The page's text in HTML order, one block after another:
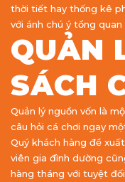
thời tiết hay thống kê
với ánh chú ý tổng
QUẢN
SÁCH
Quản lý nguồn vốn là
câu hỏi cá chơi ngay
Quý khách hàng đề
viên gia đình dường
hàng tháng với tuyệt